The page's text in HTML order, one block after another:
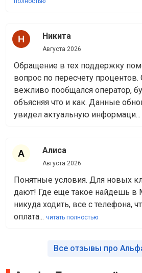
Никита
Августа 2026
Обращение в тех поддержку
вопрос по пересчету
вежливо пообщался оператор,
объясняя что и как. Данные
увидел актуальную информаци...
Алиса
Августа 2026
Понятные условия. Для новых
дают! Где еще такое найдешь в
никуда ходить, все с телефона,
оплата... читать полностью
Все отзывы про